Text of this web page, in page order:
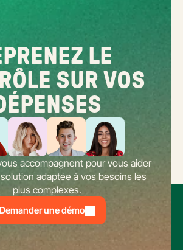
LE
SUR VOS
accompagnent pour vous aider
adaptée à vos besoins les
plus complexes.
Demander une démo